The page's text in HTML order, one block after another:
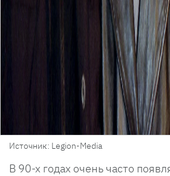
Источник: Legion-Media
В 90-х годах очень часто